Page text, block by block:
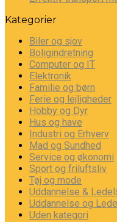
Kategorier
Biler og sjov
Boligindretning
Computer og IT
Elektronik
Familie og børn
Ferie og lejligheder
Hobby og Dyr
Hus og have
Industri og Erhverv
Mad og Sundhed
Service og økonomi
Sport og friluftsliv
Tøj og mode
Uddannelse &
Uddannelse og
Uden kategori